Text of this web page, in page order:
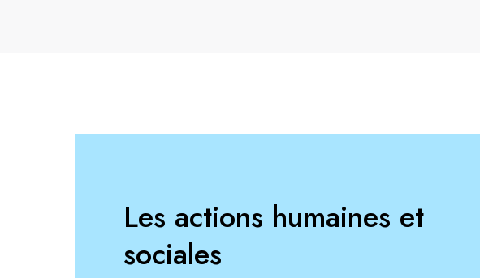
Les actions humaines et
sociales